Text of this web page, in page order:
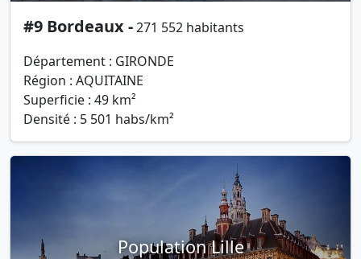
#9 Bordeaux -271 552 habitants
Département : GIRONDE
Région : AQUITAINE
Superficie : 49 km²
Densité : 5 501 habs/km²
Population Lille